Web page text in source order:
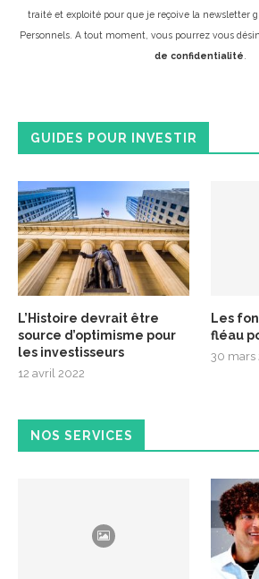
traité et exploité pour que je reçoive la newsletter
Personnels. A tout moment, vous pourrez vous
de confidentialité
GUIDES POUR INVESTIR
L’Histoire devrait être
source d’optimisme pour
les investisseurs
12 avril 2022
Les
fléau
30 mars
NOS SERVICES